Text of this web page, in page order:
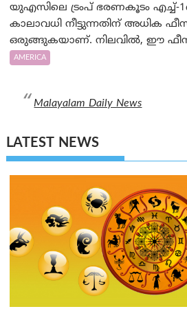
യുഎസിലെ ട്രംപ് ഭരണകൂടം എച്ച്-
കാലാവധി നീട്ടുന്നതിന് അധിക
ഒരുങ്ങുകയാണ്. നിലവിൽ, ഈ
AMERICA
Malayalam Daily News
LATEST NEWS